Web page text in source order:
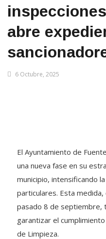
abre
6 Octubre, 2025
El Ayuntamiento de
una nueva fase en su
municipio, intensificando
particulares. Esta
pasado 8 de septiembre,
garantizar el
de Limpieza.